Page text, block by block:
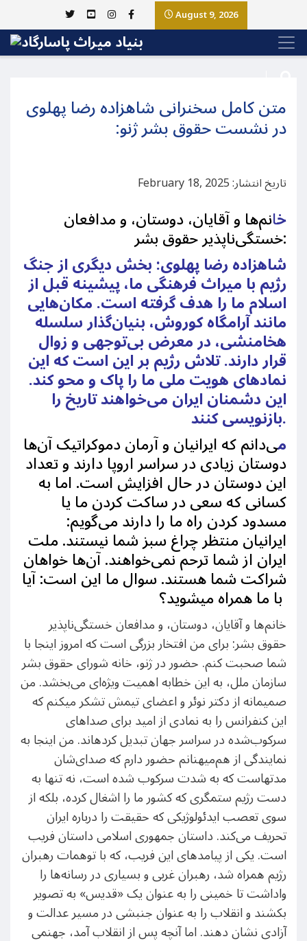
August 9, 2026
متن کامل سخنرانی شاهزاده رضا پهلوی
در نشست حقوق بشر ژنو:
تاریخ انتشار: February 18, 2025
خانم‌ها و آقایان، دوستان، و مدافعان
خستگی‌ناپذیر حقوق بشر:
شاهزاده رضا پهلوی: بخش دیگری از جنگ
رژیم با میراث فرهنگی ما، پیشینه قبل از
اسلام ما را هدف گرفته است. مکان‌هایی
مانند آرامگاه کوروش، بنیان‌گذار سلسله
هخامنشی، در معرض بی‌توجهی و زوال
قرار دارند. تلاش رژیم بر این است که این
نمادهای هویت ملی ما را پاک و محو کند.
این دشمنان ایران می‌خواهند تاریخ را
بازنویسی کنند.
می‌دانم که ایرانیان و آرمان دموکراتیک آن‌ها
دوستان زیادی در سراسر اروپا دارند و تعداد
این دوستان در حال افزایش است. اما به
کسانی که سعی در ساکت کردن ما یا
مسدود کردن راه ما را دارند می‌گویم:
ایرانیان منتظرچراغ سبز شما نیستند. ملت
ایران از شما ترحم نمی‌خواهند. آن‌ها خواهان
شراکت شما هستند. سوال ما این است: آیا
خانم‌ها و آقایان، دوستان، و مدافعان خستگی‌ناپذیر
حقوق بشر: برای من افتخار بزرگی است که امروز اینجا با
شما صحبت کنم. حضور در ژنو، خانه شورای حقوق بشر
سازمان ملل، به این خطابه اهمیت ویژه‌ای می‌بخشد. من
صمیمانه از دکتر نوئر و اعضای تیمش تشکر می​کنم که
این کنفرانس را به نمادی از امید برای صداهای
سرکوب‌شده در سراسر جهان تبدیل کرده​اند. من اینجا به
نمایندگی از هم‌میهنانم حضور دارم که صدای‌شان
مدتهاست که به شدت سرکوب شده است، نه تنها به
دست رژیم ستمگری که کشور ما را اشغال کرده، بلکه از
سوی تعصب ایدئولوژیکی که حقیقت را درباره ایران
تحریف می‌کند. داستان جمهوری اسلامی داستان فریب
است. یکی از پیامدهای این فریب، که با توهمات رهبران
رژیم همراه شد، رهبران غربی و بسیاری در رسانه‌ها را
واداشت تا خمینی را به عنوان یک «قدیس» به تصویر
بکشند و انقلاب را به عنوان جنبشی در مسیر عدالت و
آزادی نشان دهند. اما آنچه پس از انقلاب آمد، جهنمی